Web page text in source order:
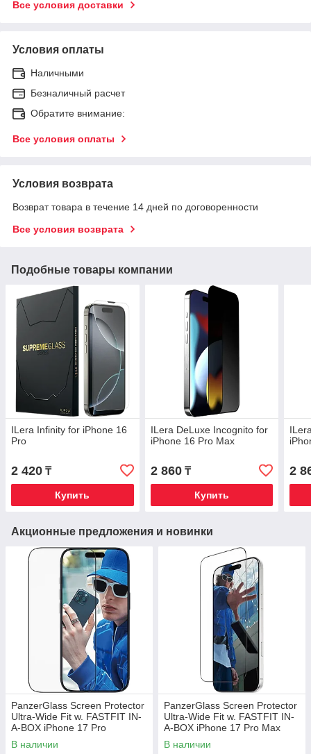
Все условия доставки
Условия оплаты
Наличными
Безналичный расчет
Обратите внимание:
Все условия оплаты
Условия возврата
Возврат товара в течение 14 дней по договоренности
Все условия возврата
Подобные товары компании
ILera Infinity for iPhone 16
Pro
2 420 ₸
Купить
ILera DeLuxe Incognito for
iPhone 16 Pro Max
2 860₸
Купить
2
Акционные предложения и новинки
PanzerGlass Screen Protector
Ultra-Wide Fit w. FASTFIT IN-
A-BOX iPhone 17 Pro
В наличии
PanzerGlass Screen Protector
Ultra-Wide Fit w. FASTFIT IN-
A-BOX iPhone 17 Pro Max
В наличии